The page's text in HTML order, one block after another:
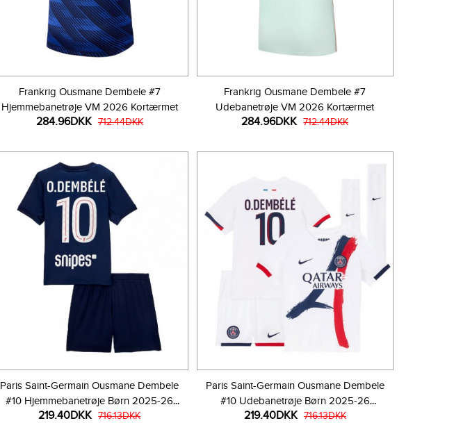
Frankrig Ousmane Dembele #7
Hjemmebanetrøje VM 2026 Kortærmet
284.96DKK 712.44DKK
Frankrig Ousmane Dembele #7
Udebanetrøje VM 2026 Kortærmet
284.96DKK 712.44DKK
Paris Saint-Germain Ousmane Dembele
#10 Hjemmebanetrøje Børn 2025-26
Kortærmet (+ Korte bukser)
219.40DKK 716.13DKK
Paris Saint-Germain Ousmane Dembele
#10 Udebanetrøje Børn 2025-26
Kortærmet (+ Korte bukser)
219.40DKK 716.13DKK